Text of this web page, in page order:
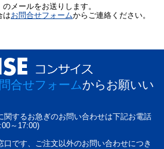
メールをお送りします。
はお問合せフォームからご連絡ください。
合せフォームからお願いい
関するお急ぎのお問い合わせは下記お電話
～17:00)
です、ご注文以外のお問い合わせにつき